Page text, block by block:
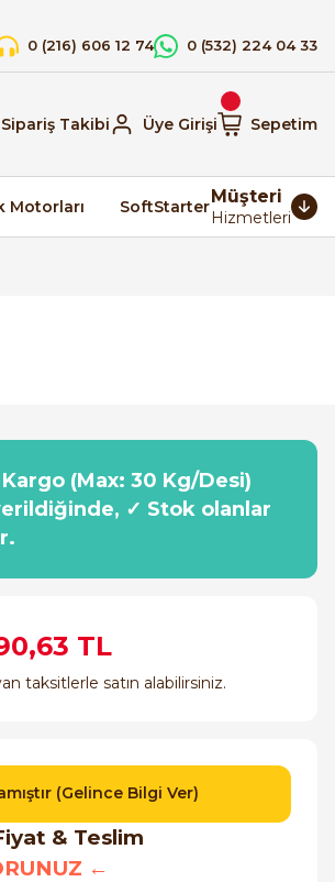
0 (216) 606 12 74 0 (532) 224 04 33
Sipariş Takibi Üye Girişi Sepetim
Motorları SoftStarterMüşteri
Hizmetleri
(Max: 30 Kg/Desi)
✓ Stok olanlar
TL
taksitlerle satın alabilirsiniz.
(Gelince Bilgi Ver)
& Teslim
←